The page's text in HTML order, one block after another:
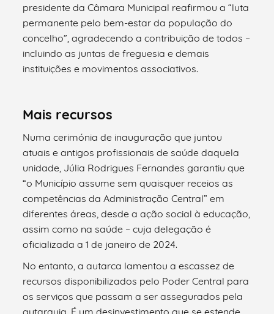
presidente da Câmara Municipal reafirmou a “luta
permanente pelo bem-estar da população do
concelho”, agradecendo a contribuição de todos –
incluindo as juntas de freguesia e demais
instituições e movimentos associativos.
Mais recursos
Numa cerimónia de inauguração que juntou
atuais e antigos profissionais de saúde daquela
unidade, Júlia Rodrigues Fernandes garantiu que
“o Município assume sem quaisquer receios as
competências da Administração Central” em
diferentes áreas, desde a ação social à educação,
assim como na saúde – cuja delegação é
oficializada a 1 de janeiro de 2024.
No entanto, a autarca lamentou a escassez de
recursos disponibilizados pelo Poder Central para
os serviços que passam a ser assegurados pela
autarquia. É um desinvestimento que se estende